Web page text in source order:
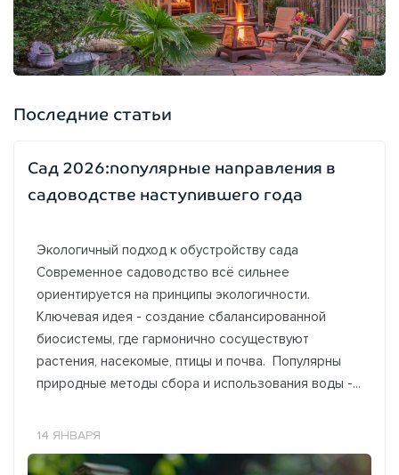
Последние статьи
Сад 2026:популярные направления в
садоводстве наступившего года
Экологичный подход к обустройству сада
Современное садоводство всё сильнее
ориентируется на принципы экологичности.
Ключевая идея - создание сбалансированной
биосистемы, где гармонично сосуществуют
растения, насекомые, птицы и почва. Популярны
природные методы сбора и использования воды -...
14 ЯНВАРЯ